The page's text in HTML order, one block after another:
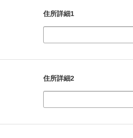
住所詳細1
住所詳細2